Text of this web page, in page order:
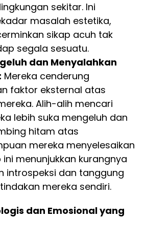
sekitar. Ini
masalah estetika,
sikap acuh tak
segala sesuatu.
dan Menyalahkan
Mereka cenderung
faktor eksternal atas
Alih-alih mencari
lebih suka mengeluh dan
hitam atas
mereka menyelesaikan
ini menunjukkan kurangnya
introspeksi dan tanggung
mereka sendiri.
dan Emosional yang